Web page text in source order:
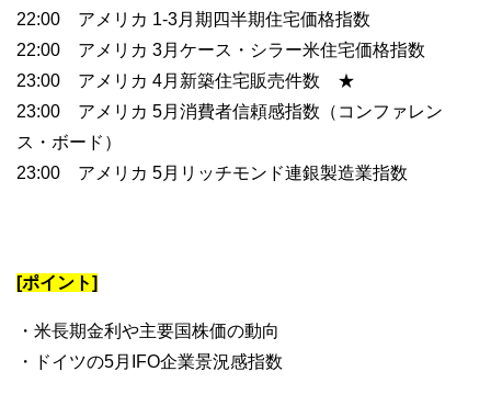
22:00 アメリカ 1-3月期四半期住宅価格指数
22:00 アメリカ 3月ケース・シラー米住宅価格指数
23:00 アメリカ 4月新築住宅販売件数 ★
23:00 アメリカ 5月消費者信頼感指数（コンファレン
ス・ボード）
23:00 アメリカ 5月リッチモンド連銀製造業指数
[ポイント]
・米長期金利や主要国株価の動向
・ドイツの5月IFO企業景況感指数